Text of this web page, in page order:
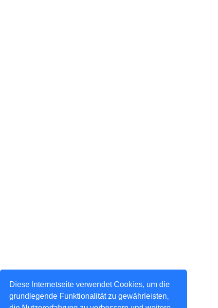
Diese Internetseite verwendet Cookies, um die
grundlegende Funktionalität zu gewährleisten,